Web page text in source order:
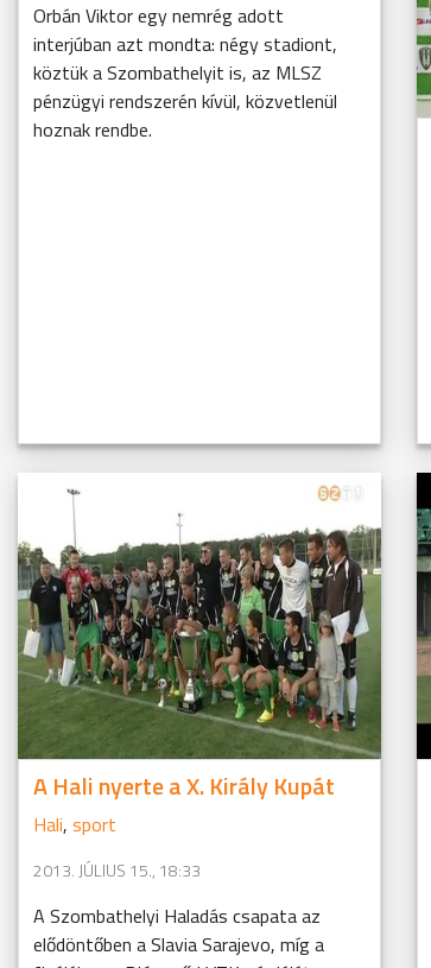
Orbán Viktor egy nemrég adott
interjúban azt mondta: négy stadiont,
köztük a Szombathelyit is, az MLSZ
pénzügyi rendszerén kívül, közvetlenül
hoznak rendbe.
A Hali nyerte a X. Király Kupát
Hali, sport
2013. JÚLIUS 15., 18:33
A Szombathelyi Haladás csapata az
elődöntőben a Slavia Sarajevo, míg a